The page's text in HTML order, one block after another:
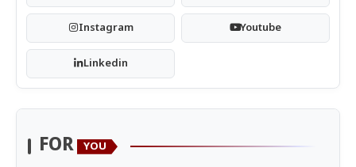
Instagram Youtube
Linkedin
FOR YOU